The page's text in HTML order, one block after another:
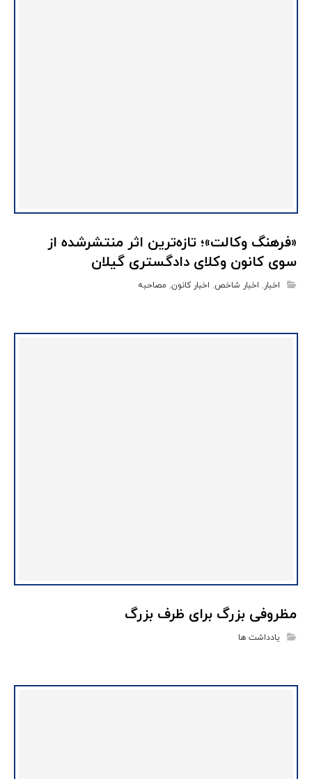
«فرهنگ وکالت»؛ تازه‌ترین اثر منتشرشده از
سوی کانون وکلای دادگستری گیلان
اخبار, اخبار شاخص, اخبار کانون, مصاحبه
مظروفی بزرگ برای ظرف بزرگ
یادداشت ها